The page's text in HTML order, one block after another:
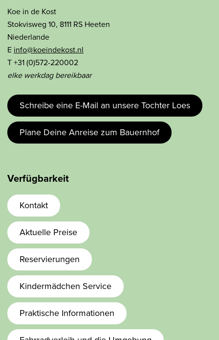
Koe in de Kost
Stokvisweg 10, 8111 RS Heeten
Niederlande
E info@koeindekost.nl
T +31 (0)572-220002
elke werkdag bereikbaar
Schreibe eine E-Mail an unsere Tochter Loes
Plane Deine Anreise zum Bauernhof
Verfügbarkeit
Kontakt
Aktuelle Preise
Reservierungen
Kindermädchen Service
Praktische Informationen